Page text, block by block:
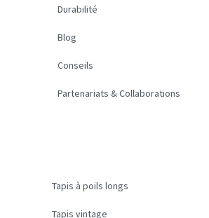
Durabilité
Blog
Conseils
Partenariats & Collaborations
Tapis à poils longs
Tapis vintage